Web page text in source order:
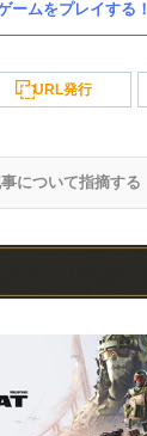
ームをプレイする！
URL発行
について指摘する